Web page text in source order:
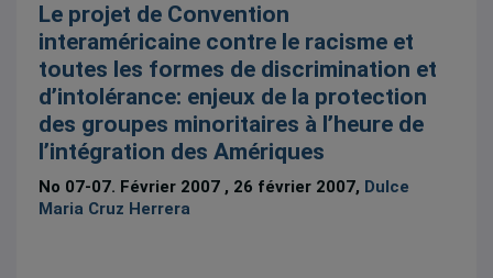
Le projet de Convention
interaméricaine contre le racisme et
toutes les formes de discrimination et
d’intolérance: enjeux de la protection
des groupes minoritaires à l’heure de
l’intégration des Amériques
No 07-07. Février 2007 , 26 février 2007, Dulce
Maria Cruz Herrera